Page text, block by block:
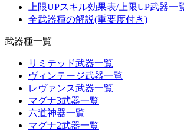
上限UPスキル効果表/上限UP武器一
全武器種の解説(重要度付き)
武器種一覧
リミテッド武器一覧
ヴィンテージ武器一覧
レヴァンス武器一覧
マグナ3武器一覧
六道神器一覧
マグナ2武器一覧